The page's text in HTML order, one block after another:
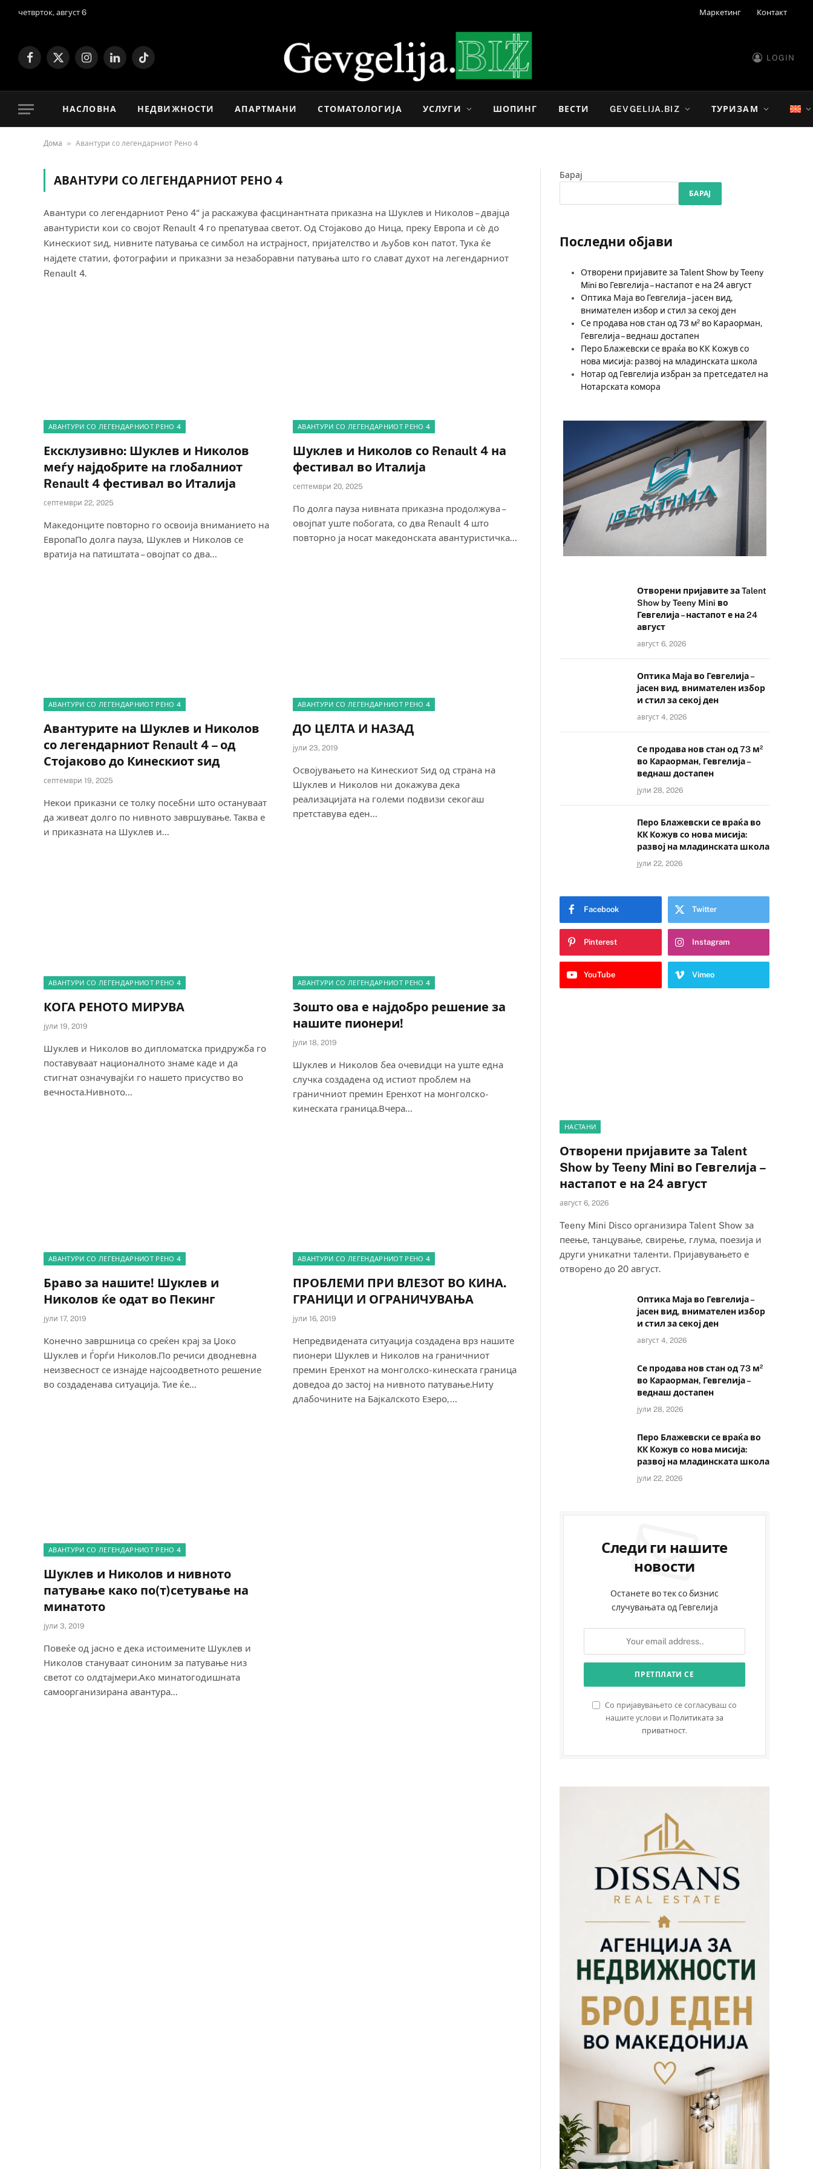
четврток, август 6 Маркетинг Контакт
Facebook
X
InstagramLinkedInTikTok
LOGIN
НАСЛОВНА НЕДВИЖНОСТИ АПАРТМАНИ СТОМАТОЛОГИЈА УСЛУГИ ШОПИНГ ВЕСТИ GEVGELIJA.BIZ ТУРИЗАМ
Дома » Авантури со легендарниот Рено 4
АВАНТУРИ СО ЛЕГЕНДАРНИОТ РЕНО 4
Авантури со легендарниот Рено 4“ ја раскажува фасцинантната приказна на Шуклев и Николов – двајца
авантуристи кои со својот Renault 4 го препатуваа светот. Од Стојаково до Ница, преку Европа и сè до
Кинескиот ѕид, нивните патувања се симбол на истрајност, пријателство и љубов кон патот. Тука ќе
најдете статии, фотографии и приказни за незаборавни патувања што го слават духот на легендарниот
Renault 4.
АВАНТУРИ СО ЛЕГЕНДАРНИОТ РЕНО 4
Ексклузивно: Шуклев и Николов
меѓу најдобрите на глобалниот
Renault 4 фестивал во Италија
септември 22, 2025
Македонците повторно го освоија вниманието на
ЕвропаПо долга пауза, Шуклев и Николов се
вратија на патиштата – овојпат со два…
АВАНТУРИ СО ЛЕГЕНДАРНИОТ РЕНО 4
Шуклев и Николов со Renault 4 на
фестивал во Италија
септември 20, 2025
По долга пауза нивната приказна продолжува –
овојпат уште побогата, со два Renault 4 што
повторно ја носат македонската авантуристичка…
АВАНТУРИ СО ЛЕГЕНДАРНИОТ РЕНО 4
Авантурите на Шуклев и Николов
со легендарниот Renault 4 – од
Стојаково до Кинескиот ѕид
септември 19, 2025
Некои приказни се толку посебни што остануваат
да живеат долго по нивното завршување. Таква е
и приказната на Шуклев и…
АВАНТУРИ СО ЛЕГЕНДАРНИОТ РЕНО 4
ДО ЦЕЛТА И НАЗАД
јули 23, 2019
Освојувањето на Кинескиот Ѕид од страна на
Шуклев и Николов ни докажува дека
реализацијата на големи подвизи секогаш
претставува еден…
АВАНТУРИ СО ЛЕГЕНДАРНИОТ РЕНО 4
КОГА РЕНОТО МИРУВА
јули 19, 2019
Шуклев и Николов во дипломатска придружба го
поставуваат националното знаме каде и да
стигнат означувајќи го нашето присуство во
вечноста.Нивното…
АВАНТУРИ СО ЛЕГЕНДАРНИОТ РЕНО 4
Зошто ова е најдобро решение за
нашите пионери!
јули 18, 2019
Шуклев и Николов беа очевидци на уште една
случка создадена од истиот проблем на
граничниот премин Еренхот на монголско-
кинеската граница.Вчера…
АВАНТУРИ СО ЛЕГЕНДАРНИОТ РЕНО 4
Браво за нашите! Шуклев и
Николов ќе одат во Пекинг
јули 17, 2019
Конечно завршница со среќен крај за Џоко
Шуклев и Ѓорѓи Николов.По речиси дводневна
неизвесност се изнајде најсоодветното решение
во создаденава ситуација. Тие ќе…
АВАНТУРИ СО ЛЕГЕНДАРНИОТ РЕНО 4
ПРОБЛЕМИ ПРИ ВЛЕЗОТ ВО КИНА.
ГРАНИЦИ И ОГРАНИЧУВАЊА
јули 16, 2019
Непредвидената ситуација создадена врз нашите
пионери Шуклев и Николов на граничниот
премин Еренхот на монголско-кинеската граница
доведоа до застој на нивното патување.Ниту
длабочините на Бајкалското Езеро,…
АВАНТУРИ СО ЛЕГЕНДАРНИОТ РЕНО 4
Шуклев и Николов и нивното
патување како по(т)сетување на
минатото
јули 3, 2019
Повеќе од јасно е дека истоимените Шуклев и
Николов стануваат синоним за патување низ
светот со олдтајмери.Ако минатогодишната
самоoрганизирана авантура…
Барај
БАРАЈ
Последни објави
Отворени пријавите за Talent Show by Teeny
Mini во Гевгелија – настапот е на 24 август
Оптика Маја во Гевгелија – јасен вид,
внимателен избор и стил за секој ден
Се продава нов стан од 73 м² во Караорман,
Гевгелија – веднаш достапен
Перо Блажевски се враќа во КК Кожув со
нова мисија: развој на младинската школа
Нотар од Гевгелија избран за претседател на
Нотарската комора
Отворени пријавите за Talent
Show by Teeny Mini во
Гевгелија – настапот е на 24
август
август 6, 2026
Оптика Маја во Гевгелија –
јасен вид, внимателен избор
и стил за секој ден
август 4, 2026
Се продава нов стан од 73 м²
во Караорман, Гевгелија –
веднаш достапен
јули 28, 2026
Перо Блажевски се враќа во
КК Кожув со нова мисија:
развој на младинската школа
јули 22, 2026
Facebook Twitter
Pinterest Instagram
YouTube Vimeo
НАСТАНИ
Отворени пријавите за Talent
Show by Teeny Mini во Гевгелија –
настапот е на 24 август
август 6, 2026
Teeny Mini Disco организира Talent Show за
пеење, танцување, свирење, глума, поезија и
други уникатни таленти. Пријавувањето е
отворено до 20 август.
Оптика Маја во Гевгелија –
јасен вид, внимателен избор
и стил за секој ден
август 4, 2026
Се продава нов стан од 73 м²
во Караорман, Гевгелија –
веднаш достапен
јули 28, 2026
Перо Блажевски се враќа во
КК Кожув со нова мисија:
развој на младинската школа
јули 22, 2026
Следи ги нашите
новости
Останете во тек со бизнис
случувањата од Гевгелија
Со пријавувањето се согласуваш со
нашите услови и Политиката за
приватност.